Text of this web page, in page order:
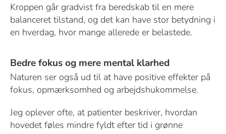
Kroppen går gradvist fra beredskab til en mere
balanceret tilstand, og det kan have stor betydning i
en hverdag, hvor mange allerede er belastede.
Bedre fokus og mere mental klarhed
Naturen ser også ud til at have positive effekter på
fokus, opmærksomhed og arbejdshukommelse.
Jeg oplever ofte, at patienter beskriver, hvordan
hovedet føles mindre fyldt efter tid i grønne